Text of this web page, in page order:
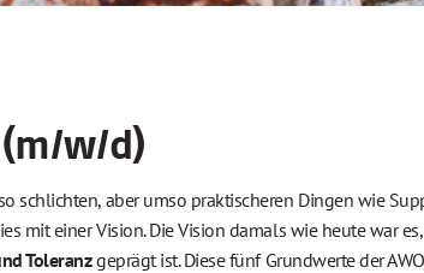
w/d)
schlichten, aber umso praktischeren Dingen wie
mit einer Vision. Die Vision damals wie heute war
Toleranzgeprägt ist. Diese fünf Grundwerte der